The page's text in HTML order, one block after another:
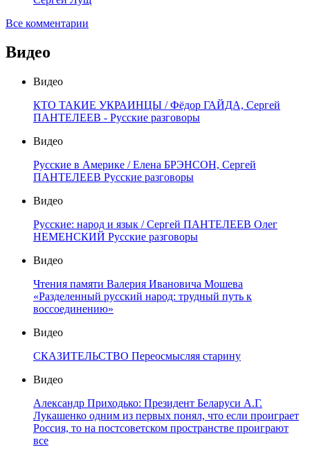
Все комментарии
Видео
Видео
КТО ТАКИЕ УКРАИНЦЫ / Фёдор ГАЙДА, Сергей
ПАНТЕЛЕЕВ - Русские разговоры
Видео
Русские в Америке / Елена БРЭНСОН, Сергей
ПАНТЕЛЕЕВ Русские разговоры
Видео
Русские: народ и язык / Сергей ПАНТЕЛЕЕВ Олег
НЕМЕНСКИЙ Русские разговоры
Видео
Чтения памяти Валерия Ивановича Мошева
«Разделенный русский народ: трудный путь к
воссоединению»
Видео
СКАЗИТЕЛЬСТВО Переосмысляя старину
Видео
Александр Приходько: Президент Беларуси А.Г.
Лукашенко одним из первых понял, что если проиграет
Россия, то на постсоветском пространстве проиграют
все